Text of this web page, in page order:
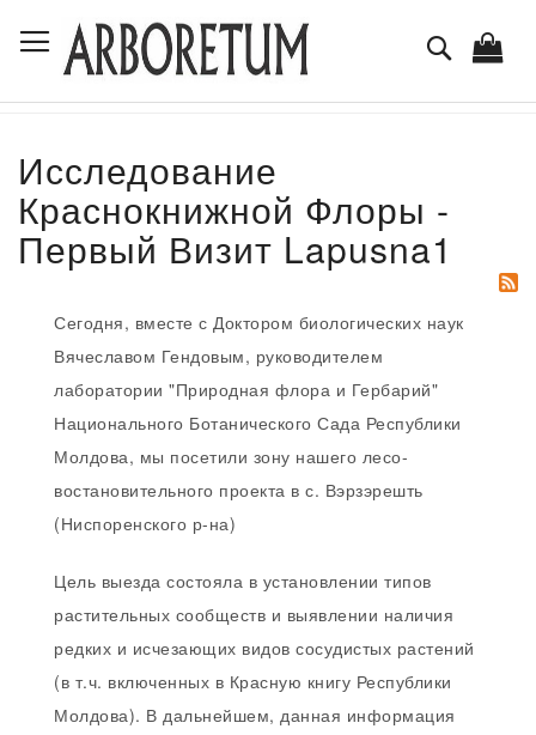
to
Content
Поиск
Исследование
Краснокнижной Флоры -
Первый Визит Lapusna1
Сегодня, вместе с Доктором биологических наук
Вячеславом Гендовым, руководителем
лаборатории "Природная флора и Гербарий"
Национального Ботанического Сада Республики
Молдова, мы посетили зону нашего лесо-
востановительного проекта в с. Вэрзэрешть
(Ниспоренского р-на)
Цель выезда состояла в установлении типов
растительных сообществ и выявлении наличия
редких и исчезающих видов сосудистых растений
(в т.ч. включенных в Красную книгу Республики
Молдова). В дальнейшем, данная информация